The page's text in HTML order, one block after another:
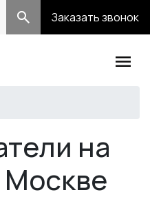
Заказать звонок
на
Москве